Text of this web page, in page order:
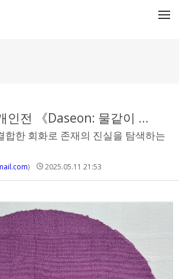
물같이 바람같이 살라 하네》, 전북도립미술관 서울분관서 개최
합한 회화로 존재의 진실을 탐색하는
) 2025.05.11 21:53